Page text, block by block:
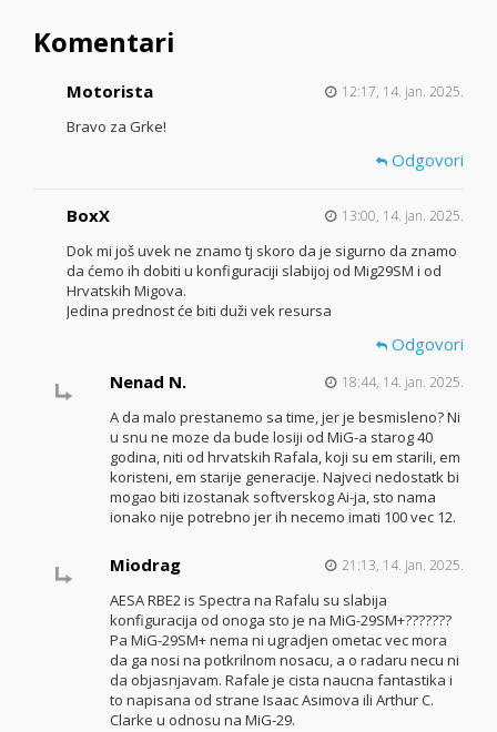
Komentari
Motorista 12:17, 14. jan. 2025.
Bravo za Grke!
Odgovori
BoxX 13:00, 14. jan. 2025.
Dok mi još uvek ne znamo tj skoro da je sigurno da znamo
da ćemo ih dobiti u konfiguraciji slabijoj od Mig29SM i od
Hrvatskih Migova.
Jedina prednost će biti duži vek resursa
Odgovori
Nenad N.
18:44, 14. jan. 2025.
A da malo prestanemo sa time, jer je besmisleno? Ni
u snu ne moze da bude losiji od MiG-a starog 40
godina, niti od hrvatskih Rafala, koji su em starili, em
koristeni, em starije generacije. Najveci nedostatk bi
mogao biti izostanak softverskog Ai-ja, sto nama
ionako nije potrebno jer ih necemo imati 100 vec 12.
Miodrag 21:13, 14. jan. 2025.
AESA RBE2 is Spectra na Rafalu su slabija
konfiguracija od onoga sto je na MiG-29SM+???????
Pa MiG-29SM+ nema ni ugradjen ometac vec mora
da ga nosi na potkrilnom nosacu, a o radaru necu ni
da objasnjavam. Rafale je cista naucna fantastika i
to napisana od strane Isaac Asimova ili Arthur C.
Clarke u odnosu na MiG-29.